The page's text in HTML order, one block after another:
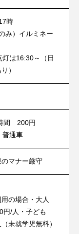
時
み）イルミネー
は16:30～（日
）
間 200円
通車
マナー厳守
の場合・大人
円/人・子ども
未就学児無料）